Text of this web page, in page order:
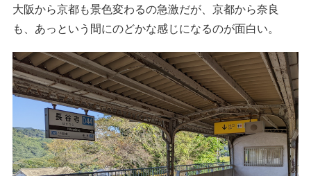
大阪から京都も景色変わるの急激だが、京都から奈良
も、あっという間にのどかな感じになるのが面白い。